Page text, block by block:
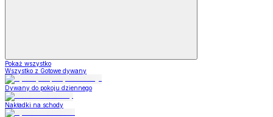
Pokaż wszystko
Wszystko z Gotowe dywany
Dywany do pokoju dziennego
Nakładki na schody